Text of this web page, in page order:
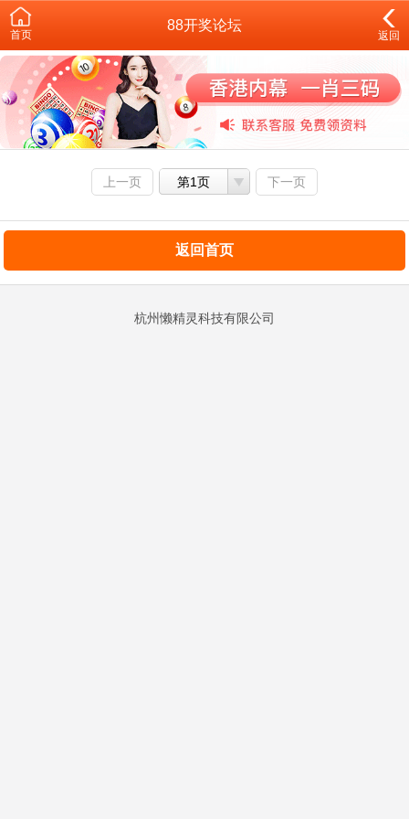
首页
88开奖论坛
返回
上一页 第1页 下一页
返回首页
杭州懒精灵科技有限公司